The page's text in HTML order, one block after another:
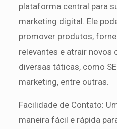
plataforma central para
marketing digital. Ele
promover produtos,
relevantes e atrair novos
diversas táticas, como
marketing, entre outras.
Facilidade de Contato:
maneira fácil e rápida